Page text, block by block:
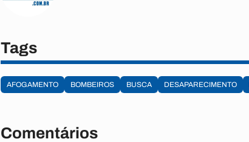
Tags
AFOGAMENTO BOMBEIROS BUSCA DESAPARECIMENTO
Comentários